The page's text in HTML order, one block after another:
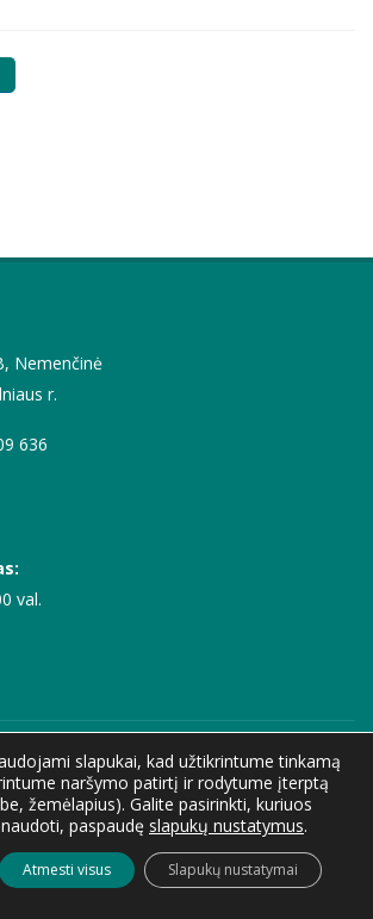
Nemenčinė
r.
636
val.
sporto centras. Visos teisės saugomos. |Privatumo
|Pranešėjų apsauga | Asmens duomenų
| Konsultavimasis su visuomene | Dažniausiai
Nuorodos|Atviri duomenys|Internetinių svetainių
slapukai, kad užtikrintume tinkamą
naršymo patirtį ir rodytume įterptą
žemėlapius). Galite pasirinkti, kuriuos
paspaudę slapukų nustatymus.
Atmesti visus Slapukų nustatymai
Banner